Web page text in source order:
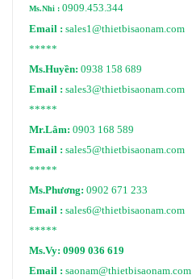
Ms.Nhi : 0909.453.344
Email : sales1@thietbisaonam.com
*****
Ms.Huyền: 0938 158 689
Email : sales3@thietbisaonam.com
*****
Mr.Lâm: 0903 168 589
Email : sales5@thietbisaonam.com
*****
Ms.Phương: 0902 671 233
Email : sales6@thietbisaonam.com
*****
Ms.Vy: 0909 036 619
Email : saonam@thietbisaonam.com